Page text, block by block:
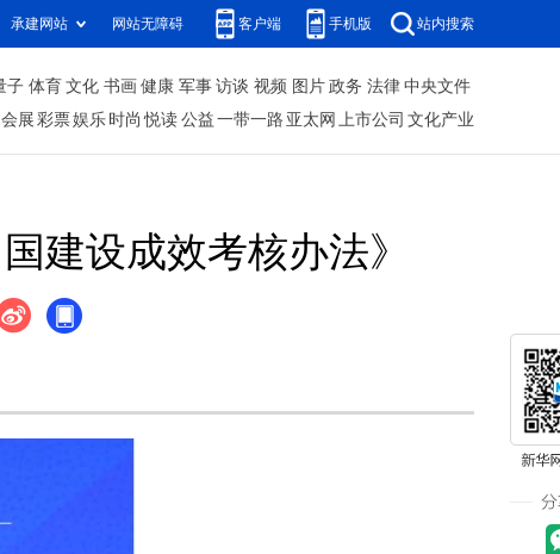
承建网站 网站无障碍 客户端 手机版 站内搜索
子 体育 文化 书画 健康 军事 访谈 视频 图片 政务 法律 中央文件
会展 彩票娱乐 时尚 悦读 公益 一带一路 亚太网 上市公司 文化产业
建设成效考核办法》